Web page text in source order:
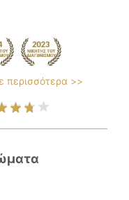
περισσότερα >>